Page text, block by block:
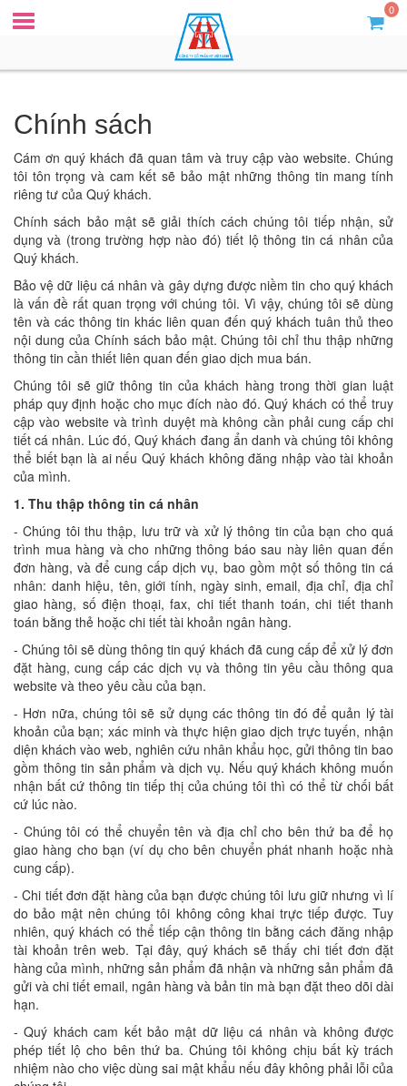
0
Chính sách
Cám ơn quý khách đã quan tâm và truy cập vào website. Chúng
tôi tôn trọng và cam kết sẽ bảo mật những thông tin mang tính
riêng tư của Quý khách.
Chính sách bảo mật sẽ giải thích cách chúng tôi tiếp nhận, sử
dụng và (trong trường hợp nào đó) tiết lộ thông tin cá nhân của
Quý khách.
Bảo vệ dữ liệu cá nhân và gây dựng được niềm tin cho quý khách
là vấn đề rất quan trọng với chúng tôi. Vì vậy, chúng tôi sẽ dùng
tên và các thông tin khác liên quan đến quý khách tuân thủ theo
nội dung của Chính sách bảo mật. Chúng tôi chỉ thu thập những
thông tin cần thiết liên quan đến giao dịch mua bán.
Chúng tôi sẽ giữ thông tin của khách hàng trong thời gian luật
pháp quy định hoặc cho mục đích nào đó. Quý khách có thể truy
cập vào website và trình duyệt mà không cần phải cung cấp chi
tiết cá nhân. Lúc đó, Quý khách đang ẩn danh và chúng tôi không
thể biết bạn là ai nếu Quý khách không đăng nhập vào tài khoản
của mình.
1. Thu thập thông tin cá nhân
- Chúng tôi thu thập, lưu trữ và xử lý thông tin của bạn cho quá
trình mua hàng và cho những thông báo sau này liên quan đến
đơn hàng, và để cung cấp dịch vụ, bao gồm một số thông tin cá
nhân: danh hiệu, tên, giới tính, ngày sinh, email, địa chỉ, địa chỉ
giao hàng, số điện thoại, fax, chi tiết thanh toán, chi tiết thanh
toán bằng thẻ hoặc chi tiết tài khoản ngân hàng.
- Chúng tôi sẽ dùng thông tin quý khách đã cung cấp để xử lý đơn
đặt hàng, cung cấp các dịch vụ và thông tin yêu cầu thông qua
website và theo yêu cầu của bạn.
- Hơn nữa, chúng tôi sẽ sử dụng các thông tin đó để quản lý tài
khoản của bạn; xác minh và thực hiện giao dịch trực tuyến, nhận
diện khách vào web, nghiên cứu nhân khẩu học, gửi thông tin bao
gồm thông tin sản phẩm và dịch vụ. Nếu quý khách không muốn
nhận bất cứ thông tin tiếp thị của chúng tôi thì có thể từ chối bất
cứ lúc nào.
- Chúng tôi có thể chuyển tên và địa chỉ cho bên thứ ba để họ
giao hàng cho bạn (ví dụ cho bên chuyển phát nhanh hoặc nhà
cung cấp).
- Chi tiết đơn đặt hàng của bạn được chúng tôi lưu giữ nhưng vì lí
do bảo mật nên chúng tôi không công khai trực tiếp được. Tuy
nhiên, quý khách có thể tiếp cận thông tin bằng cách đăng nhập
tài khoản trên web. Tại đây, quý khách sẽ thấy chi tiết đơn đặt
hàng của mình, những sản phẩm đã nhận và những sản phẩm đã
gửi và chi tiết email, ngân hàng và bản tin mà bạn đặt theo dõi dài
hạn.
- Quý khách cam kết bảo mật dữ liệu cá nhân và không được
phép tiết lộ cho bên thứ ba. Chúng tôi không chịu bất kỳ trách
nhiệm nào cho việc dùng sai mật khẩu nếu đây không phải lỗi của